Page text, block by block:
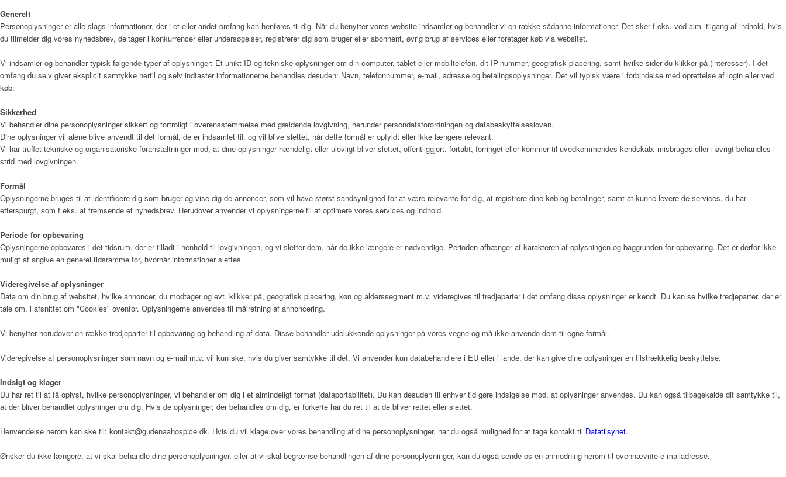
Fagfolk
Publikationer
Patienter og pårørende
Sådan bliver man henvist
Praktisk information
De frivillige gør en forskel
Generelt
Personoplysninger er alle slags informationer, der i et eller andet omfang kan henføres til dig. Når du benytter vores website indsamler og behandler vi en række sådanne informationer. Det sker f.eks. ved alm. tilgang af indhold, hvis
du tilmelder dig vores nyhedsbrev, deltager i konkurrencer eller undersøgelser, registrerer dig som bruger eller abonnent, øvrig brug af services eller foretager køb via websitet.
Vi indsamler og behandler typisk følgende typer af oplysninger: Et unikt ID og tekniske oplysninger om din computer, tablet eller mobiltelefon, dit IP-nummer, geografisk placering, samt hvilke sider du klikker på (interesser). I det
omfang du selv giver eksplicit samtykke hertil og selv indtaster informationerne behandles desuden: Navn, telefonnummer, e-mail, adresse og betalingsoplysninger. Det vil typisk være i forbindelse med oprettelse af login eller ved
køb.
Sikkerhed
Vi behandler dine personoplysninger sikkert og fortroligt i overensstemmelse med gældende lovgivning, herunder persondataforordningen og databeskyttelsesloven.
Dine oplysninger vil alene blive anvendt til det formål, de er indsamlet til, og vil blive slettet, når dette formål er opfyldt eller ikke længere relevant.
Vi har truffet tekniske og organisatoriske foranstaltninger mod, at dine oplysninger hændeligt eller ulovligt bliver slettet, offentliggjort, fortabt, forringet eller kommer til uvedkommendes kendskab, misbruges eller i øvrigt behandles i
strid med lovgivningen.
Formål
Oplysningerne bruges til at identificere dig som bruger og vise dig de annoncer, som vil have størst sandsynlighed for at være relevante for dig, at registrere dine køb og betalinger, samt at kunne levere de services, du har
efterspurgt, som f.eks. at fremsende et nyhedsbrev. Herudover anvender vi oplysningerne til at optimere vores services og indhold.
Periode for opbevaring
Oplysningerne opbevares i det tidsrum, der er tilladt i henhold til lovgivningen, og vi sletter dem, når de ikke længere er nødvendige. Perioden afhænger af karakteren af oplysningen og baggrunden for opbevaring. Det er derfor ikke
muligt at angive en generel tidsramme for, hvornår informationer slettes.
Videregivelse af oplysninger
Data om din brug af websitet, hvilke annoncer, du modtager og evt. klikker på, geografisk placering, køn og alderssegment m.v. videregives til tredjeparter i det omfang disse oplysninger er kendt. Du kan se hvilke tredjeparter, der er
tale om, i afsnittet om "Cookies" ovenfor. Oplysningerne anvendes til målretning af annoncering.
Vi benytter herudover en række tredjeparter til opbevaring og behandling af data. Disse behandler udelukkende oplysninger på vores vegne og må ikke anvende dem til egne formål.
Videregivelse af personoplysninger som navn og e-mail m.v. vil kun ske, hvis du giver samtykke til det. Vi anvender kun databehandlere i EU eller i lande, der kan give dine oplysninger en tilstrækkelig beskyttelse.
Indsigt og klager
Du har ret til at få oplyst, hvilke personoplysninger, vi behandler om dig i et almindeligt format (dataportabilitet). Du kan desuden til enhver tid gøre indsigelse mod, at oplysninger anvendes. Du kan også tilbagekalde dit samtykke til,
at der bliver behandlet oplysninger om dig. Hvis de oplysninger, der behandles om dig, er forkerte har du ret til at de bliver rettet eller slettet.
Henvendelse herom kan ske til: kontakt@gudenaahospice.dk. Hvis du vil klage over vores behandling af dine personoplysninger, har du også mulighed for at tage kontakt til Datatilsynet.
Ønsker du ikke længere, at vi skal behandle dine personoplysninger, eller at vi skal begrænse behandlingen af dine personoplysninger, kan du også sende os en anmodning herom til ovennævnte e-mailadresse.